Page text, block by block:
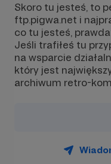
Skoro tu jesteś, to
ftp.pigwa.net i
co tu jesteś,
Jeśli trafiłeś tu
na wsparcie
który jest
archiwum retro-